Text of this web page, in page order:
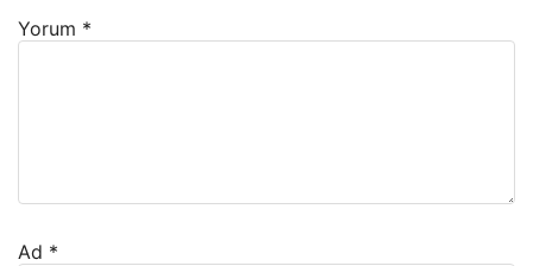
Yorum *
Ad *